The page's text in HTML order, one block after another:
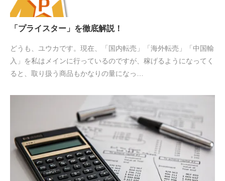
「プライスター」を徹底解説！
どうも、ユウカです。現在、「国内転売」「海外転売」「中国輸
入」を私はメインに行っているのですが、稼げるようになってく
ると、取り扱う商品もかなりの量になっ…